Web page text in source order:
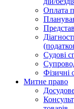
Оплата
Судові
Фізичні
Митне право